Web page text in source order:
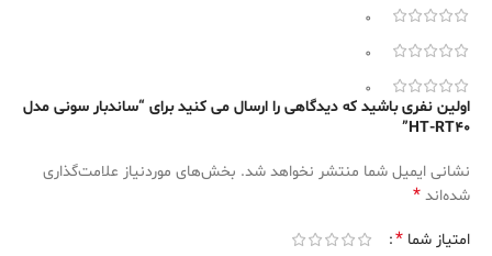
0
0
0
اولین نفری باشید که دیدگاهی را ارسال می کنید برای “ساندبار سونی مدل
HT-RT40”
نشانی ایمیل شما منتشر نخواهد شد. بخش‌های موردنیاز علامت‌گذاری
شده‌اند *
امتیاز شما *